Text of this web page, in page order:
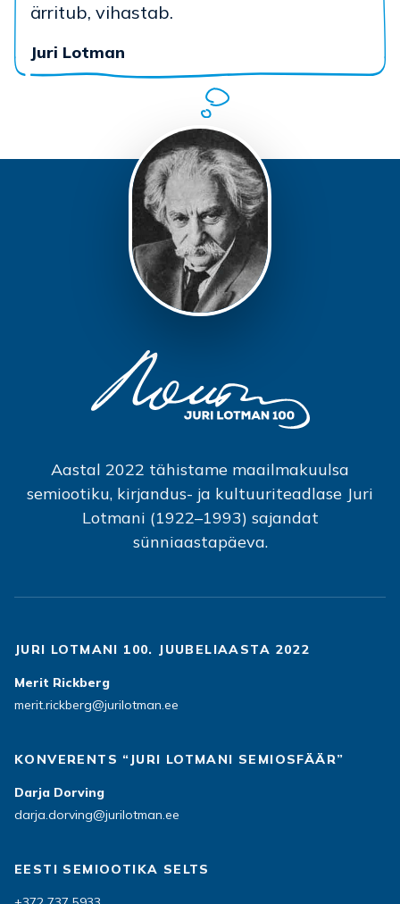
ärritub, vihastab.
Juri Lotman
Aastal 2022 tähistame maailmakuulsa
semiootiku, kirjandus- ja kultuuriteadlase Juri
Lotmani (1922–1993) sajandat
sünniaastapäeva.
JURI LOTMANI 100. JUUBELIAASTA 2022
Merit Rickberg
merit.rickberg@jurilotman.ee
KONVERENTS “JURI LOTMANI SEMIOSFÄÄR”
Darja Dorving
darja.dorving@jurilotman.ee
EESTI SEMIOOTIKA SELTS